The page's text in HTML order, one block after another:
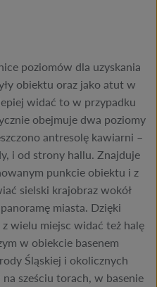
poziomów dla uzyskania
obiektu oraz jako atut w
widać to w przypadku
obejmuje dwa poziomy
antresolę kawiarni –
i od strony hallu. Znajduje
punkcie obiektu i z
sielski krajobraz wokół
miasta. Dzięki
wielu miejsc widać też halę
w obiekcie basenem
Śląskiej i okolicznych
sześciu torach, w basenie